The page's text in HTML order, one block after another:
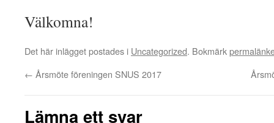
Välkomna!
Det här inlägget postades i Uncategorized. Bokmärk
← Årsmöte föreningen SNUS 2017
Lämna ett svar